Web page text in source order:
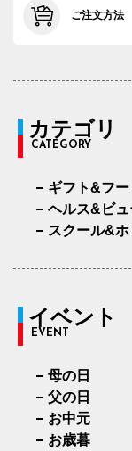
ご注文方法
カテゴリ
CATEGORY
ギフト&フー
ヘルス&ビ
スクール&
イベント
EVENT
母の日
父の日
お中元
お歳暮